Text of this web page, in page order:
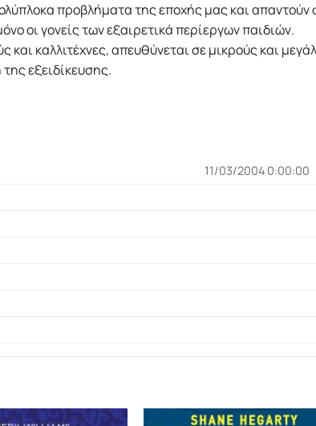
προβλήματα της εποχής μας και απαντούν
οι γονείς των εξαιρετικά περίεργων παιδιών.
και καλλιτέχνες, απευθύνεται σε μικρούς και
εξειδίκευσης.
11/03/2004 0:00:00